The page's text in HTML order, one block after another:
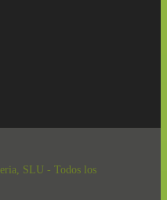
SLU - Todos los